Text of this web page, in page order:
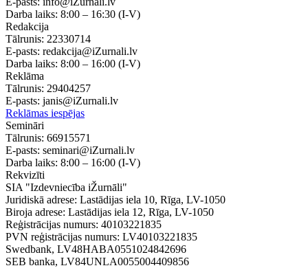
Darba laiks: 8:00 – 16:30 (I-V)
Redakcija
Tālrunis: 22330714
E-pasts: redakcija@iZurnali.lv
Darba laiks: 8:00 – 16:00 (I-V)
Reklāma
Tālrunis: 29404257
E-pasts: janis@iZurnali.lv
Reklāmas iespējas
Semināri
Tālrunis: 66915571
E-pasts: seminari@iZurnali.lv
Darba laiks: 8:00 – 16:00 (I-V)
Rekvizīti
SIA "Izdevniecība iŽurnāli"
Juridiskā adrese: Lastādijas iela 10, Rīga, LV-1050
Biroja adrese: Lastādijas iela 12, Rīga, LV-1050
Reģistrācijas numurs: 40103221835
PVN reģistrācijas numurs: LV40103221835
Swedbank, LV48HABA0551024842696
SEB banka, LV84UNLA0055004409856